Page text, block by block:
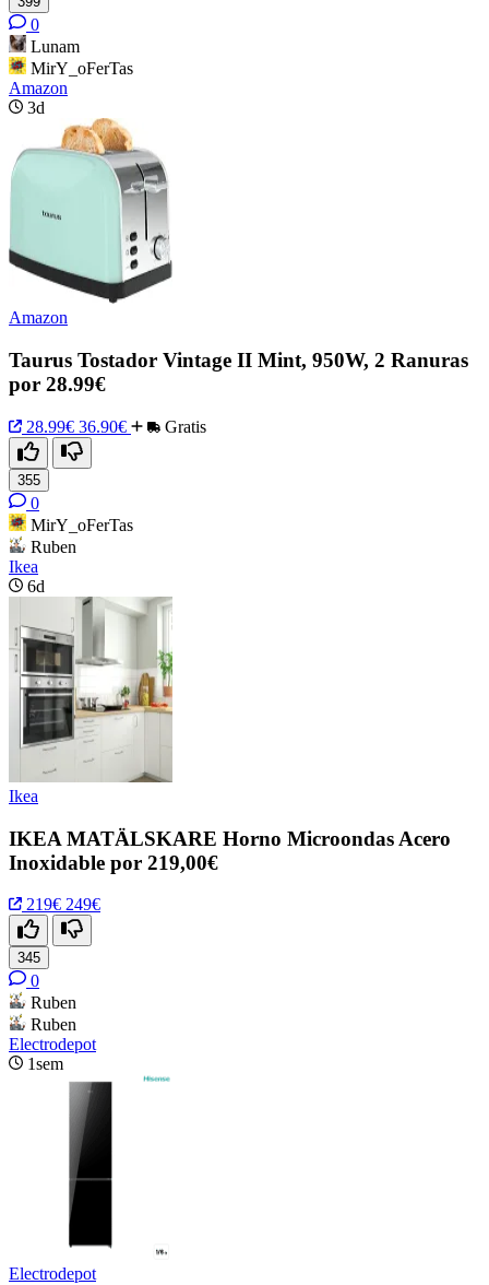
0
Lunam
MirY_oFerTas
Amazon
3d
Amazon
Taurus Tostador Vintage II Mint, 950W, 2 Ranuras
por 28.99€
28.99€ 36.90€ Gratis
355
0
MirY_oFerTas
Ruben
Ikea
6d
Ikea
IKEA MATÄLSKARE Horno Microondas Acero
Inoxidable por 219,00€
219€ 249€
345
0
Ruben
Ruben
Electrodepot
1sem
Electrodepot